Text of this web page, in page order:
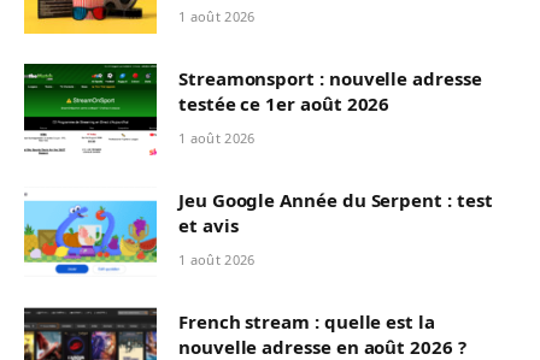
1 août 2026
Streamonsport : nouvelle adresse
testée ce 1er août 2026
1 août 2026
Jeu Google Année du Serpent : test
et avis
1 août 2026
French stream : quelle est la
nouvelle adresse en août 2026 ?